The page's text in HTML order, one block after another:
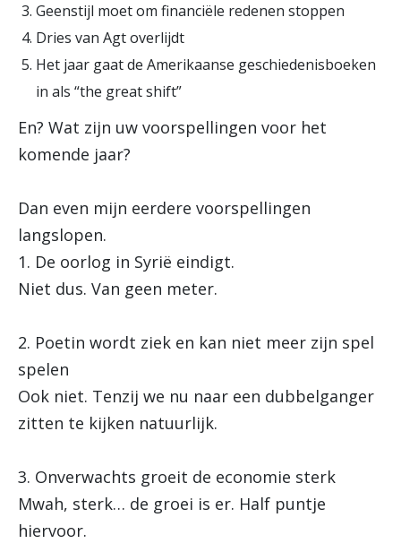
Geenstijl moet om financiële redenen stoppen
Dries van Agt overlijdt
Het jaar gaat de Amerikaanse geschiedenisboeken
in als “the great shift”
En? Wat zijn uw voorspellingen voor het
komende jaar?
Dan even mijn eerdere voorspellingen
langslopen.
1. De oorlog in Syrië eindigt.
Niet dus. Van geen meter.
2. Poetin wordt ziek en kan niet meer zijn spel
spelen
Ook niet. Tenzij we nu naar een dubbelganger
zitten te kijken natuurlijk.
3. Onverwachts groeit de economie sterk
Mwah, sterk… de groei is er. Half puntje
hiervoor.